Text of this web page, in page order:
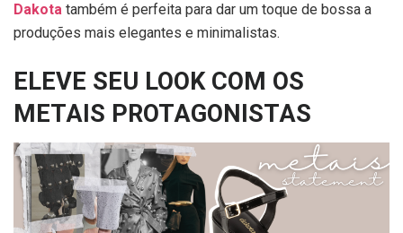
Dakota também é perfeita para dar um toque de bossa a
produções mais elegantes e minimalistas.
ELEVE SEU LOOK COM OS
METAIS PROTAGONISTAS